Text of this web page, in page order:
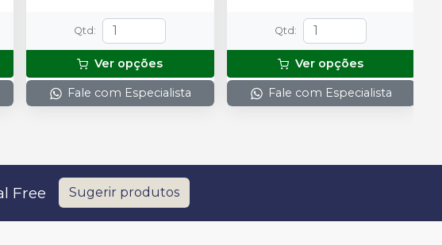
Qtd :
Ver opções
Fale com Especialista
Qtd :
Ver opções
Fale com Especialista
Free Sugerir produtos